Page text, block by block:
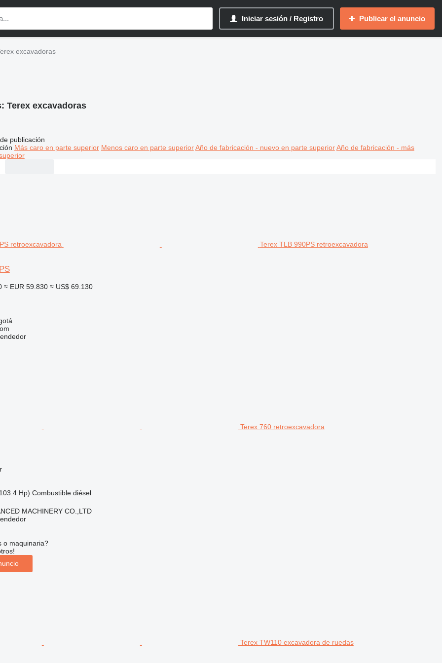
Iniciar sesión / Registro Publicar el anuncio
excavadoras
Terex excavadoras
publicación
Más caro en parte superior Menos caro en parte superior Año de fabricación - nuevo en parte superior Año de fabricación - más
Terex TLB 990PS retroexcavadora
≈ EUR 59.830 ≈ US$ 69.130
Terex 760 retroexcavadora
Hp) Combustible diésel
MACHINERY CO.,LTD
o maquinaria?
Terex TW110 excavadora de ruedas